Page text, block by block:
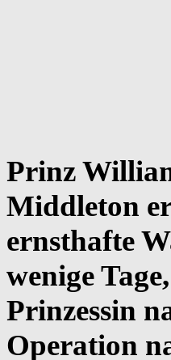
Prinz
Middleton
ernsthafte
wenige
Prinzessin
Operation